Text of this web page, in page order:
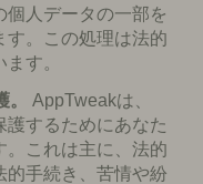
人データの一部を
す。この処理は法的
す。
AppTweakは、
護するためにあなた
。これは主に、法的
的手続き、苦情や紛